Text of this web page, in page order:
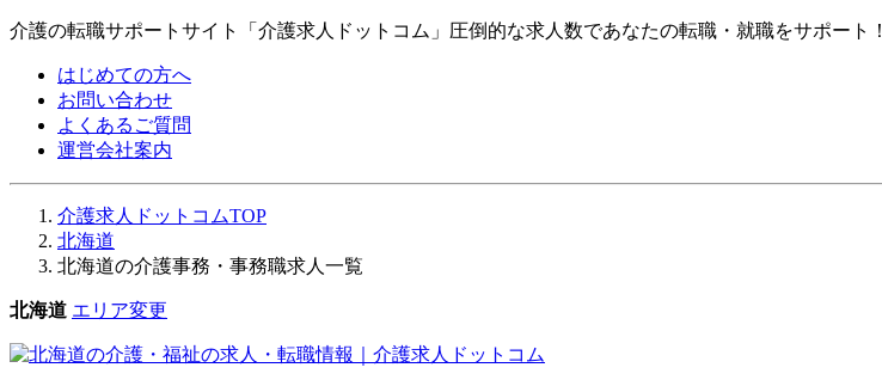
介護の転職サポートサイト「介護求人ドットコム」圧倒的な求人数であなたの転職・就職をサポート！
はじめての方へ
お問い合わせ
よくあるご質問
運営会社案内
介護求人ドットコムTOP
北海道
北海道の介護事務・事務職求人一覧
北海道 エリア変更